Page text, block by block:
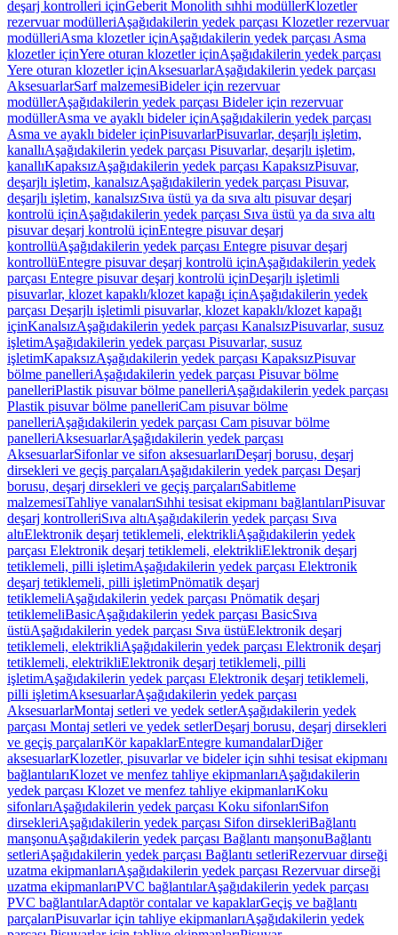
deşarj kontrolleri içinGeberit Monolith sıhhi modüllerKlozetler
rezervuar modülleriAşağıdakilerin yedek parçası Klozetler rezervuar
modülleriAsma klozetler içinAşağıdakilerin yedek parçası Asma
klozetler içinYere oturan klozetler içinAşağıdakilerin yedek parçası
Yere oturan klozetler içinAksesuarlarAşağıdakilerin yedek parçası
AksesuarlarSarf malzemesiBideler için rezervuar
modüllerAşağıdakilerin yedek parçası Bideler için rezervuar
modüllerAsma ve ayaklı bideler içinAşağıdakilerin yedek parçası
Asma ve ayaklı bideler içinPisuvarlarPisuvarlar, deşarjlı işletim,
kanallıAşağıdakilerin yedek parçası Pisuvarlar, deşarjlı işletim,
kanallıKapaksızAşağıdakilerin yedek parçası KapaksızPisuvar,
deşarjlı işletim, kanalsızAşağıdakilerin yedek parçası Pisuvar,
deşarjlı işletim, kanalsızSıva üstü ya da sıva altı pisuvar deşarj
kontrolü içinAşağıdakilerin yedek parçası Sıva üstü ya da sıva altı
pisuvar deşarj kontrolü içinEntegre pisuvar deşarj
kontrollüAşağıdakilerin yedek parçası Entegre pisuvar deşarj
kontrollüEntegre pisuvar deşarj kontrolü içinAşağıdakilerin yedek
parçası Entegre pisuvar deşarj kontrolü içinDeşarjlı işletimli
pisuvarlar, klozet kapaklı/klozet kapağı içinAşağıdakilerin yedek
parçası Deşarjlı işletimli pisuvarlar, klozet kapaklı/klozet kapağı
içinKanalsızAşağıdakilerin yedek parçası KanalsızPisuvarlar, susuz
işletimAşağıdakilerin yedek parçası Pisuvarlar, susuz
işletimKapaksızAşağıdakilerin yedek parçası KapaksızPisuvar
bölme panelleriAşağıdakilerin yedek parçası Pisuvar bölme
panelleriPlastik pisuvar bölme panelleriAşağıdakilerin yedek parçası
Plastik pisuvar bölme panelleriCam pisuvar bölme
panelleriAşağıdakilerin yedek parçası Cam pisuvar bölme
panelleriAksesuarlarAşağıdakilerin yedek parçası
AksesuarlarSifonlar ve sifon aksesuarlarıDeşarj borusu, deşarj
dirsekleri ve geçiş parçalarıAşağıdakilerin yedek parçası Deşarj
borusu, deşarj dirsekleri ve geçiş parçalarıSabitleme
malzemesiTahliye vanalarıSıhhi tesisat ekipmanı bağlantılarıPisuvar
deşarj kontrolleriSıva altıAşağıdakilerin yedek parçası Sıva
altıElektronik deşarj tetiklemeli, elektrikliAşağıdakilerin yedek
parçası Elektronik deşarj tetiklemeli, elektrikliElektronik deşarj
tetiklemeli, pilli işletimAşağıdakilerin yedek parçası Elektronik
deşarj tetiklemeli, pilli işletimPnömatik deşarj
tetiklemeliAşağıdakilerin yedek parçası Pnömatik deşarj
tetiklemeliBasicAşağıdakilerin yedek parçası BasicSıva
üstüAşağıdakilerin yedek parçası Sıva üstüElektronik deşarj
tetiklemeli, elektrikliAşağıdakilerin yedek parçası Elektronik deşarj
tetiklemeli, elektrikliElektronik deşarj tetiklemeli, pilli
işletimAşağıdakilerin yedek parçası Elektronik deşarj tetiklemeli,
pilli işletimAksesuarlarAşağıdakilerin yedek parçası
AksesuarlarMontaj setleri ve yedek setlerAşağıdakilerin yedek
parçası Montaj setleri ve yedek setlerDeşarj borusu, deşarj dirsekleri
ve geçiş parçalarıKör kapaklarEntegre kumandalarDiğer
aksesuarlarKlozetler, pisuvarlar ve bideler için sıhhi tesisat ekipmanı
bağlantılarıKlozet ve menfez tahliye ekipmanlarıAşağıdakilerin
yedek parçası Klozet ve menfez tahliye ekipmanlarıKoku
sifonlarıAşağıdakilerin yedek parçası Koku sifonlarıSifon
dirsekleriAşağıdakilerin yedek parçası Sifon dirsekleriBağlantı
manşonuAşağıdakilerin yedek parçası Bağlantı manşonuBağlantı
setleriAşağıdakilerin yedek parçası Bağlantı setleriRezervuar dirseği
uzatma ekipmanlarıAşağıdakilerin yedek parçası Rezervuar dirseği
uzatma ekipmanlarıPVC bağlantılarAşağıdakilerin yedek parçası
PVC bağlantılarAdaptör contalar ve kapaklarGeçiş ve bağlantı
parçalarıPisuvarlar için tahliye ekipmanlarıAşağıdakilerin yedek